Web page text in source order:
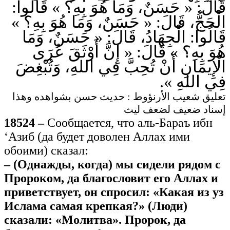
قَالَ: « حَسَنٌ، وَمَا هُوَ بِهِ؟ » قَالُوا:
الْحَجُّ، قَالَ: « حَسَنٌ، وَمَا هُوَ بِهِ؟ »
قَالُوا: الْجِهَادُ، قَالَ: « حَسَنٌ، وَمَا
هُوَ بِهِ؟ » قَالَ: « إِنَّ أَوْثَقَ عُرَى
الْإِيمَانِ أَنْ تُحِبَّ فِي اللهِ، وَتُبْغِضَ
فِي اللهِ ».
تعليق شعيب الأرنؤوط : حديث حسن بشواهده وهذا
إسناد ضعيف لضعف ليث
18524 –Сообщается, что аль-Бараъ ибн
‘Азиб (да будет доволен Аллах ими
обоими) сказал:
– (Однажды, когда) мы сидели рядом с
Пророком, да благословит его Аллах и
приветствует, он спросил: «Какая из уз
Ислама самая крепкая?» (Люди)
сказали: «Молитва». Пророк, да